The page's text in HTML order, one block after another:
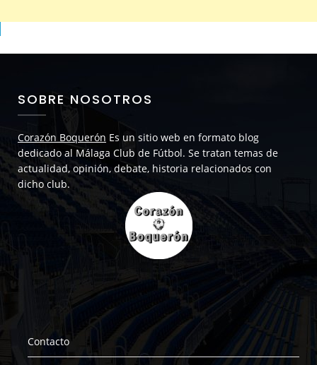
SOBRE NOSOTROS
Corazón Boquerón Es un sitio web en formato blog
dedicado al Málaga Club de Fútbol. Se tratan temas de
actualidad, opinión, debate, historia relacionados con
dicho club.
Contacto